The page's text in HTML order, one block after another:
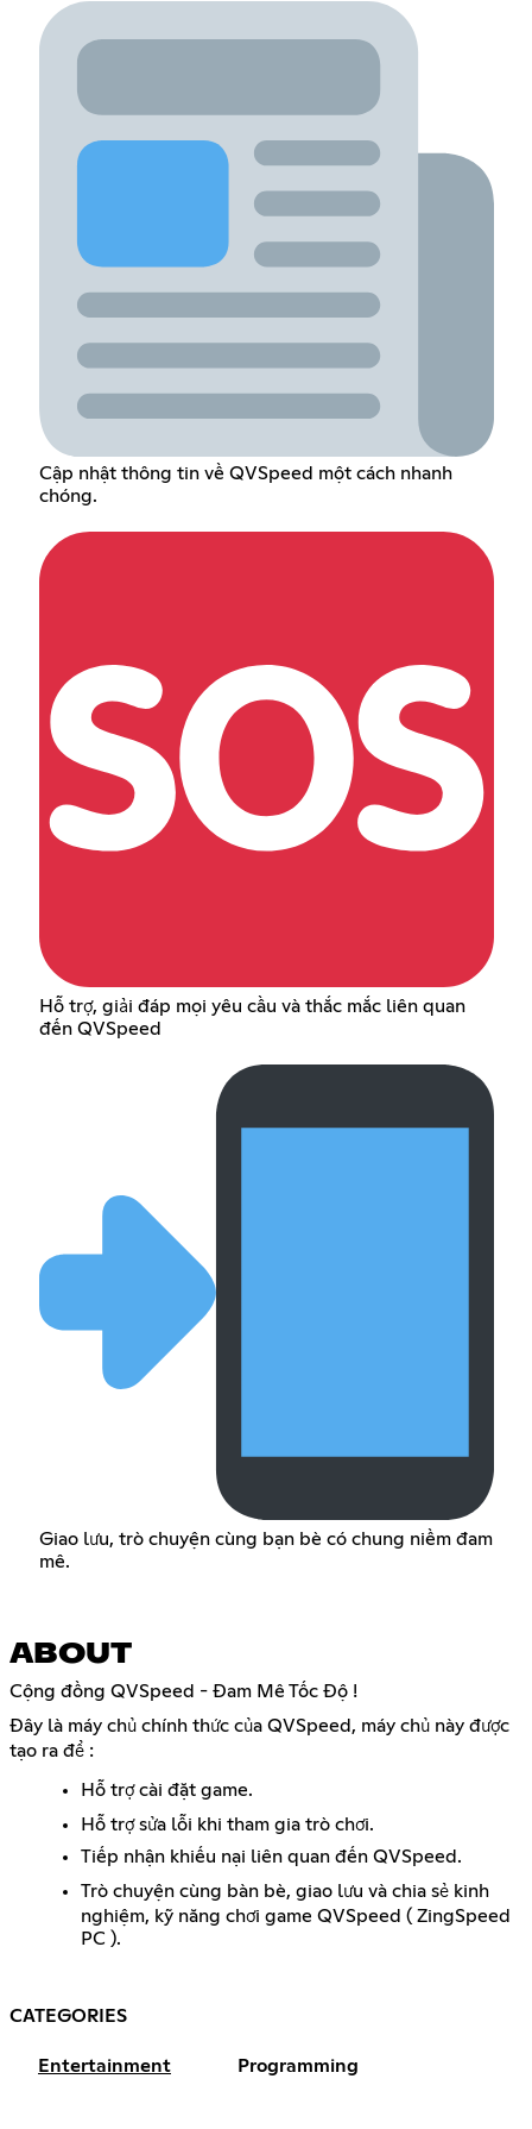
Cập nhật thông tin về QVSpeed một cách nhanh
chóng.
Hỗ trợ, giải đáp mọi yêu cầu và thắc mắc liên quan
đến QVSpeed
Giao lưu, trò chuyện cùng bạn bè có chung niềm đam
mê.
ABOUT
Cộng đồng QVSpeed - Đam Mê Tốc Độ !
Đây là máy chủ chính thức của QVSpeed, máy chủ này được
tạo ra để :
Hỗ trợ cài đặt game.
Hỗ trợ sửa lỗi khi tham gia trò chơi.
Tiếp nhận khiếu nại liên quan đến QVSpeed.
Trò chuyện cùng bàn bè, giao lưu và chia sẻ kinh
nghiệm, kỹ năng chơi game QVSpeed ( ZingSpeed
PC ).
CATEGORIES
Entertainment Programming